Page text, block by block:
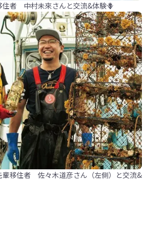
者 中村未來さんと交流&体験🪻
移住者 佐々木道彦さん（左側）と交流&